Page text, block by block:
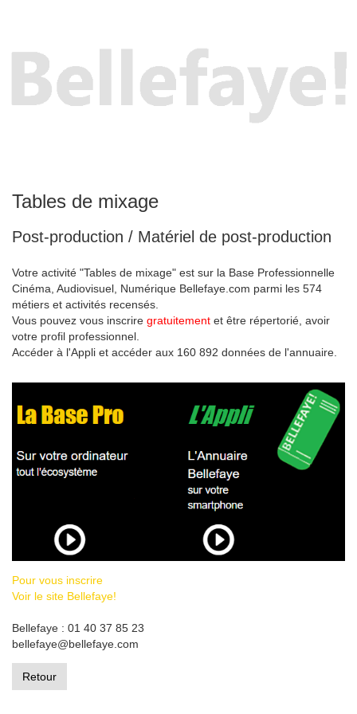
Tables de mixage
Post-production / Matériel de post-production
Votre activité "Tables de mixage" est sur la Base Professionnelle
Cinéma, Audiovisuel, Numérique Bellefaye.com parmi les 574
métiers et activités recensés.
Vous pouvez vous inscrire gratuitement et être répertorié, avoir
votre profil professionnel.
Accéder à l'Appli et accéder aux 160 892 données de l'annuaire.
Pour vous inscrire
Voir le site Bellefaye!
Bellefaye : 01 40 37 85 23
bellefaye@bellefaye.com
Retour